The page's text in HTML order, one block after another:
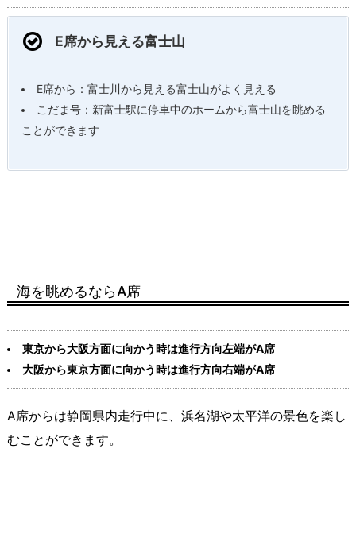
E席から見える富士山
E席から：富士川から見える富士山がよく見える
こだま号：新富士駅に停車中のホームから富士山を眺める
ことができます
海を眺めるならA席
東京から大阪方面に向かう時は進行方向左端がA席
大阪から東京方面に向かう時は進行方向右端がA席
A席からは静岡県内走行中に、浜名湖や太平洋の景色を楽し
むことができます。